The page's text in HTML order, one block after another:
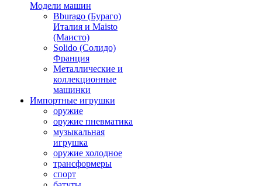
Модели машин
Bburago (Бураго)
Италия и Maisto
(Маисто)
Solido (Солидо)
Франция
Металлические и
коллекционные
машинки
Импортные игрушки
оружие
оружие пневматика
музыкальная
игрушка
оружие холодное
трансформеры
спорт